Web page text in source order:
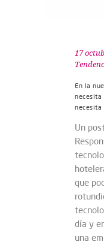
17
En la
necesita
necesita
Un
que
día y
una